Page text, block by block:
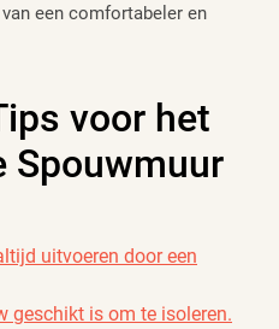
een comfortabeler en
voor het
Spouwmuur
uitvoeren door een
geschikt is om te isoleren.